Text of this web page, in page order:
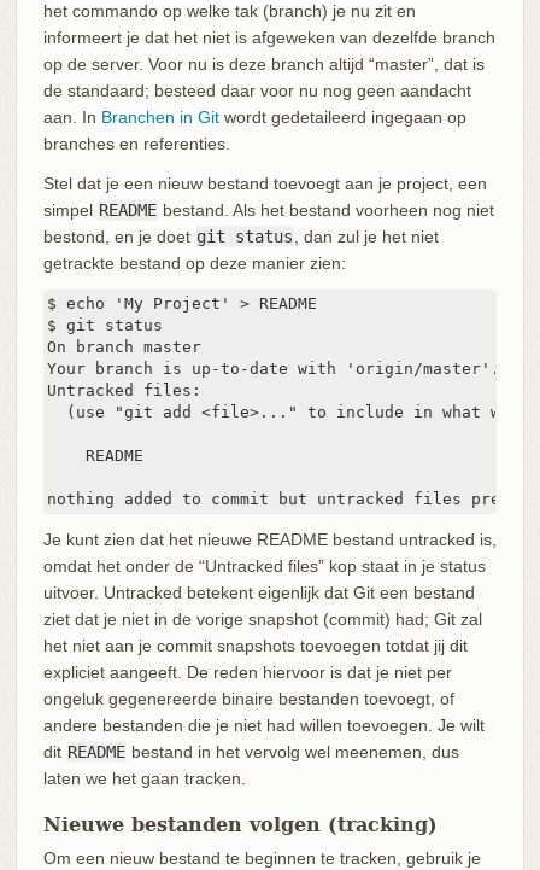
het commando op welke tak (branch) je nu zit en
informeert je dat het niet is afgeweken van dezelfde branch
op de server. Voor nu is deze branch altijd “master”, dat is
de standaard; besteed daar voor nu nog geen aandacht
aan. In Branchen in Gitwordt gedetaileerd ingegaan op
branches en referenties.
Stel dat je een nieuw bestand toevoegt aan je project, een
simpel README bestand. Als het bestand voorheen nog niet
bestond, en je doet git status
, dan zul je het niet
getrackte bestand op deze manier zien:
$ echo 'My Project' > README
$ git status
On branch master
Your branch is up-to-date with 'origin/master'.
Untracked files:
(use "git add <file>..." to include in what will
    README
nothing added to commit but untracked files
Je kunt zien dat het nieuwe README bestand untracked is,
omdat het onder de “Untracked files” kop staat in je status
uitvoer. Untracked betekent eigenlijk dat Git een bestand
ziet dat je niet in de vorige snapshot (commit) had; Git zal
het niet aan je commit snapshots toevoegen totdat jij dit
expliciet aangeeft. De reden hiervoor is dat je niet per
ongeluk gegenereerde binaire bestanden toevoegt, of
andere bestanden die je niet had willen toevoegen. Je wilt
dit README bestand in het vervolg wel meenemen, dus
laten we het gaan tracken.
Nieuwe bestanden volgen (tracking)
Om een nieuw bestand te beginnen te tracken, gebruik je